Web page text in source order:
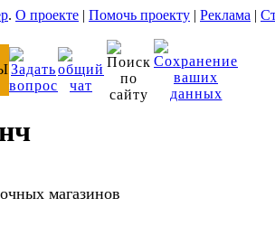
. О проекте | Помочь проекту | Реклама |
магазинов